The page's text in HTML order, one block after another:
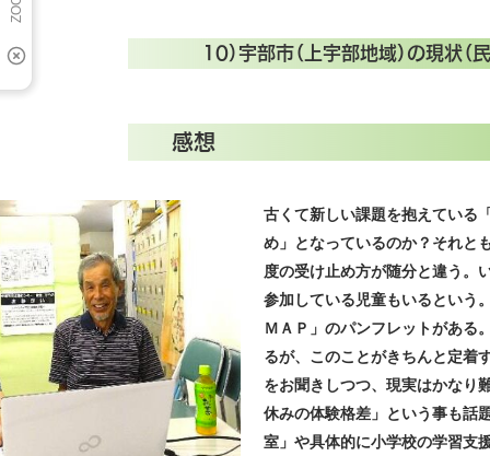
10）宇部市（上宇部地域）の現状（
感想
古くて新しい課題を抱えている
め」となっているのか？それと
度の受け止め方が随分と違う。
参加している児童もいるという
ＭＡＰ」のパンフレットがある
るが、このことがきちんと定着
をお聞きしつつ、現実はかなり
休みの体験格差」という事も話
室」や具体的に小学校の学習支